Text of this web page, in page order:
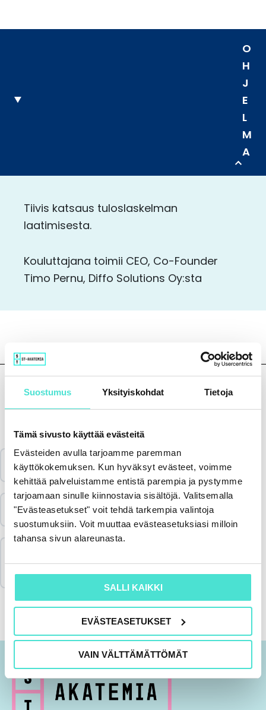
Suostumus Yksityiskohdat Tietoja
Tämä sivusto käyttää evästeitä
Evästeiden avulla tarjoamme paremman
käyttökokemuksen. Kun hyväksyt evästeet, voimme
kehittää palveluistamme entistä parempia ja pystymme
tarjoamaan sinulle kiinnostavia sisältöjä. Valitsemalla
"Evästeasetukset" voit tehdä tarkempia valintoja
suostumuksiin. Voit muuttaa evästeasetuksiasi milloin
tahansa sivun alareunasta.
SALLI KAIKKI
EVÄSTEASETUKSET
VAIN VÄLTTÄMÄTTÖMÄT
O
H
J
E
L
M
A
Tiivis katsaus tuloslaskelman
laatimisesta.
Kouluttajana toimii CEO, Co-Founder
Timo Pernu, Diffo Solutions Oy:sta
Katso koulutus & aineisto 12.9.2024
Palautekysely 12.9.2024
todistus